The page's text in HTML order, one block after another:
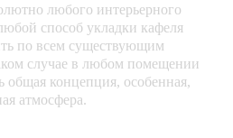
любого интерьерного
способ укладки кафеля
по всем существующим
случае в любом помещении
общая концепция, особенная,
атмосфера.